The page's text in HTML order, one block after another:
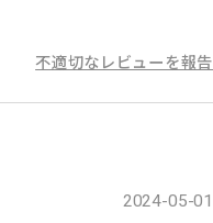
不適切なレビューを報告
2024-05-01